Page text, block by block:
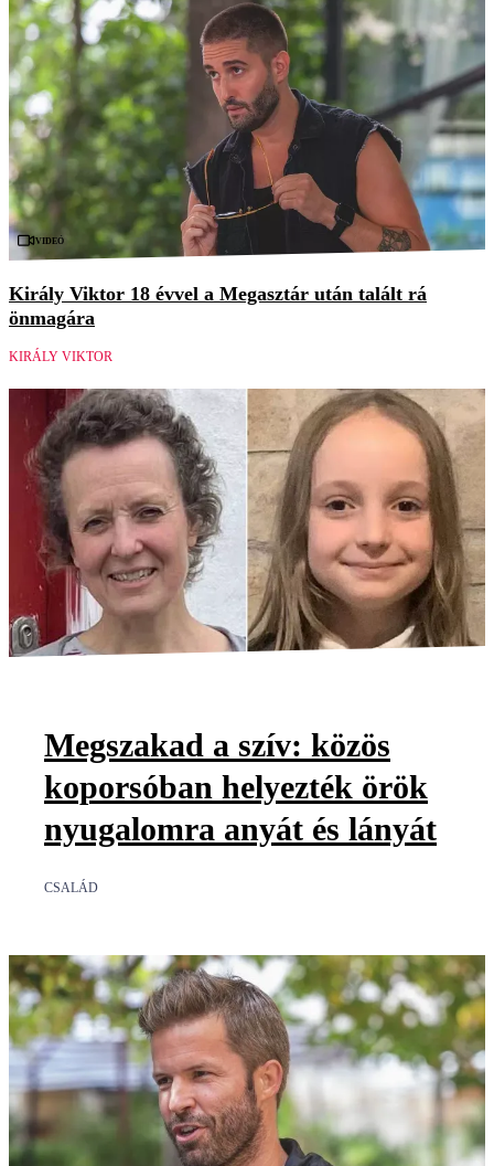
Videó
Király Viktor 18 évvel a Megasztár után talált rá
önmagára
KIRÁLY VIKTOR
Megszakad a szív: közös
koporsóban helyezték örök
nyugalomra anyát és lányát
CSALÁD